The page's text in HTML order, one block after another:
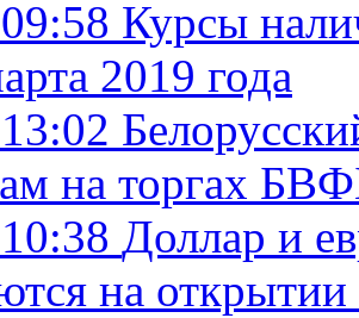
Курсы
2019 года
на торгах
Доллар и
на